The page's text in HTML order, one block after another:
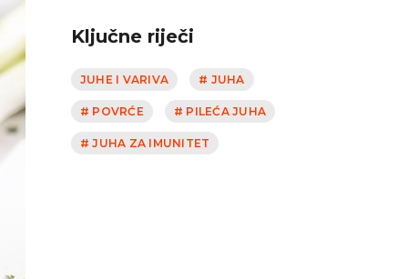
Ključne riječi
JUHE I VARIVA # JUHA
# POVRĆE # PILEĆA JUHA
# JUHA ZA IMUNITET